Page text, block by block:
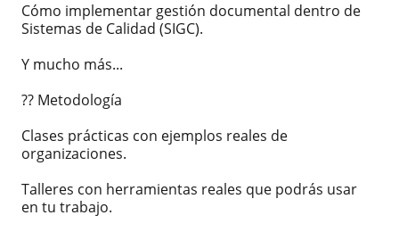
Cómo implementar gestión documental dentro de
Sistemas de Calidad (SIGC).
Y mucho más...
?? Metodología
Clases prácticas con ejemplos reales de
organizaciones.
Talleres con herramientas reales que podrás usar
en tu trabajo.